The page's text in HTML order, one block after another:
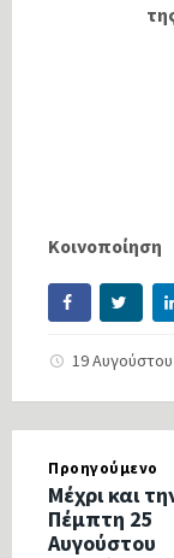
Κοινοποίηση
19
Προηγούμενο
Μέχρι και
Πέμπτη 25
Αυγούστου